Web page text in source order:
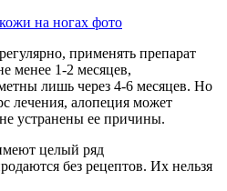
на ногах фото
применять препарат
менее 1-2 месяцев,
лишь через 4-6 месяцев. Но
лечения, алопеция может
устранены ее причины.
целый ряд
без рецептов. Их нельзя